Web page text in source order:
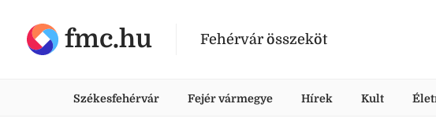
fmc.hu Fehérvár összeköt
Székesfehérvár Fejér vármegye Hírek Kult